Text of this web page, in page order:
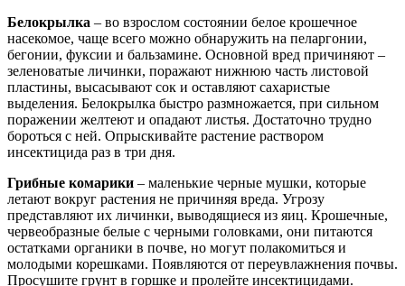
Белокрылка – во взрослом состоянии белое крошечное
насекомое, чаще всего можно обнаружить на пеларгонии,
бегонии, фуксии и бальзамине. Основной вред причиняют –
зеленоватые личинки, поражают нижнюю часть листовой
пластины, высасывают сок и оставляют сахаристые
выделения. Белокрылка быстро размножается, при сильном
поражении желтеют и опадают листья. Достаточно трудно
бороться с ней. Опрыскивайте растение раствором
инсектицида раз в три дня.
Грибные комарики – маленькие черные мушки, которые
летают вокруг растения не причиняя вреда. Угрозу
представляют их личинки, выводящиеся из яиц. Крошечные,
червеобразные белые с черными головками, они питаются
остатками органики в почве, но могут полакомиться и
молодыми корешками. Появляются от переувлажнения почвы.
Просушите грунт в горшке и пролейте инсектицидами.